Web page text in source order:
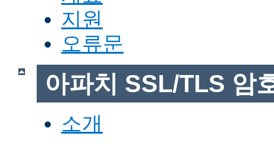
지원
오류문
아파치 SSL/TLS 암
소개